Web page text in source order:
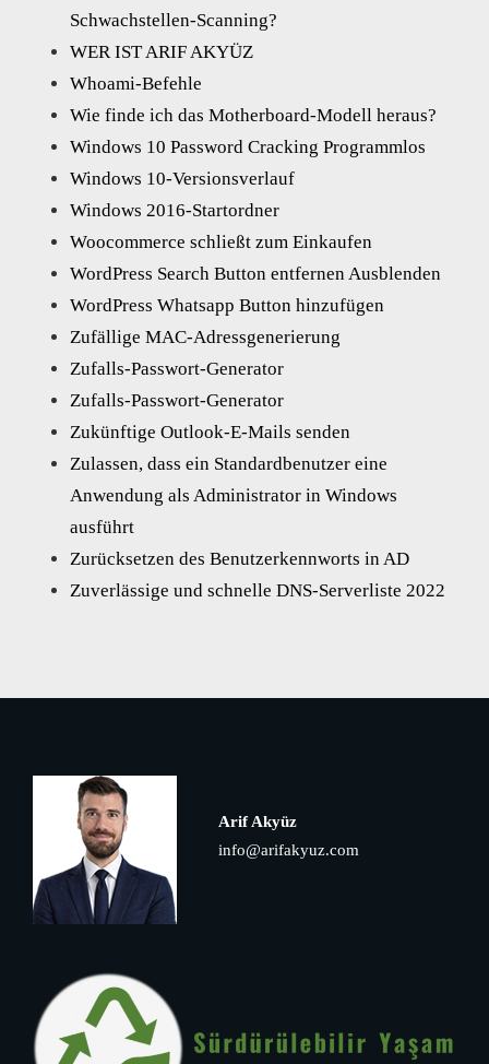
Schwachstellen-Scanning?
WER IST ARIF AKYÜZ
Whoami-Befehle
Wie finde ich das Motherboard-Modell heraus?
Windows 10 Password Cracking Programmlos
Windows 10-Versionsverlauf
Windows 2016-Startordner
Woocommerce schließt zum Einkaufen
WordPress Search Button entfernen Ausblenden
WordPress Whatsapp Button hinzufügen
Zufällige MAC-Adressgenerierung
Zufalls-Passwort-Generator
Zufalls-Passwort-Generator
Zukünftige Outlook-E-Mails senden
Zulassen, dass ein Standardbenutzer eine
Anwendung als Administrator in Windows
ausführt
Zurücksetzen des Benutzerkennworts in AD
Zuverlässige und schnelle DNS-Serverliste 2022
Arif Akyüz
info@arifakyuz.com